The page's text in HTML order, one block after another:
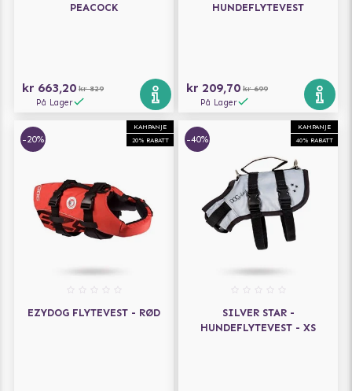
PEACOCK
kr 663,20 kr 829
På Lager
HUNDEFLYTEVEST
kr 209,70 kr 699
På Lager
KAMPANJE
20% RABATT
-20%
EZYDOG FLYTEVEST - RØD
KAMPANJE
40% RABATT
-40%
SILVER STAR -
HUNDEFLYTEVEST - XS